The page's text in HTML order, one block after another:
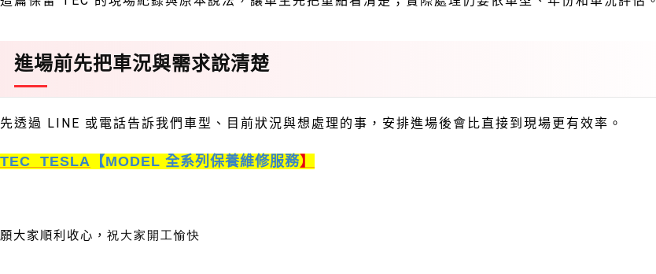
進場前先把車況與需求說清楚
先透過 LINE 或電話告訴我們車型、目前狀況與想處理的事，安排進場後會比直接到現場更有效率。
TEC TESLA 【MODEL 全系列保養維修服務】
願大家順利收心， 祝大家開工愉快